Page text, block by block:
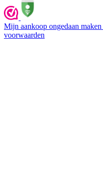
Mijn aankoop ongedaan maken
voorwaarden